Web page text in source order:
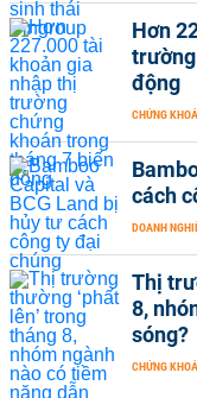
Hơn
động
CHỨNG
cách
DOANH
Thị
8,
sóng?
CHỨNG